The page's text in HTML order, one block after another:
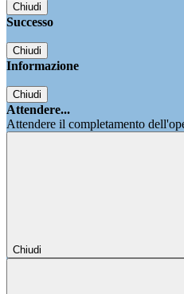
Chiudi
Successo
Chiudi
Informazione
Chiudi
Attendere...
Attendere il completamento
Chiudi